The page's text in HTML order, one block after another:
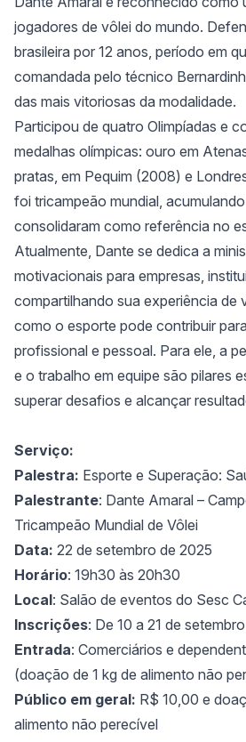
jogadores de vôlei do mundo.
brasileira por 12 anos, período em
comandada pelo técnico
das mais vitoriosas da modalidade.
Participou de quatro Olimpíadas e
medalhas olímpicas: ouro em
pratas, em Pequim (2008) e
foi tricampeão mundial,
consolidaram como referência no
Atualmente, Dante se dedica a
motivacionais para empresas,
compartilhando sua experiência de
como o esporte pode contribuir
profissional e pessoal. Para ele, a
e o trabalho em equipe são pilares
superar desafios e alcançar
Serviço:
Palestra: Esporte e Superação:
Palestrante: Dante Amaral –
Tricampeão Mundial de Vôlei
Data: 22 de setembro de 2025
Horário: 19h30 às 20h30
Local: Salão de eventos do Sesc
Inscrições: De 10 a 21 de
Entrada: Comerciários e
(doação de 1 kg de alimento não
Público em geral: R$ 10,00 e
alimento não perecível